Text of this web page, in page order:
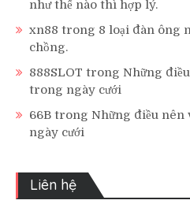
như thế nào thì hợp lý.
xn88 trong 8 loại đàn ông
chồng.
888SLOT trong Những
trong ngày cưới
66B trong Những điều
ngày cưới
Liên hệ